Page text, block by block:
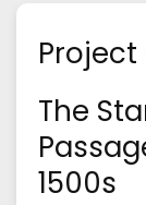
The
1500s